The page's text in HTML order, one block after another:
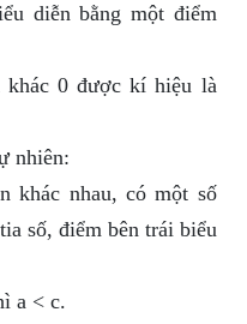
diễn bằng một điểm
khác 0 được kí hiệu là
nhiên:
khác nhau, có một số
số, điểm bên trái biểu
a < c.